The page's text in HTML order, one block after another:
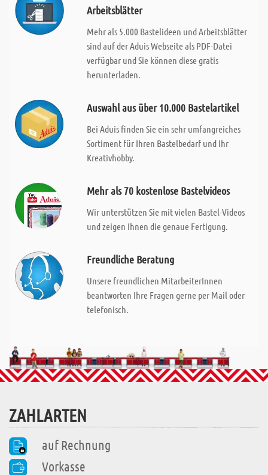
Arbeitsblätter
Mehr als 5.000 Bastelideen und Arbeitsblätter
sind auf der Aduis Webseite als PDF-Datei
verfügbar und Sie können diese gratis
herunterladen.
Auswahl aus über 10.000 Bastelartikel
Bei Aduis finden Sie ein sehr umfangreiches
Sortiment für Ihren Bastelbedarf und Ihr
Kreativhobby.
Mehr als 70 kostenlose Bastelvideos
Wir unterstützen Sie mit vielen Bastel-Videos
und zeigen Ihnen die genaue Fertigung.
Freundliche Beratung
Unsere freundlichen MitarbeiterInnen
beantworten Ihre Fragen gerne per Mail oder
telefonisch.
ZAHLARTEN
auf Rechnung
Vorkasse